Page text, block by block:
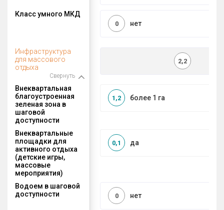
Класс умного МКД
нет
0
Инфраструктура
для массового
отдыха
Свернуть
2,2
Внеквартальная
благоустроенная
зеленая зона в
шаговой
доступности
более 1 га
1,2
Внеквартальные
площадки для
активного отдыха
(детские игры,
массовые
мероприятия)
да
0,1
Водоем в шаговой
доступности
нет
0